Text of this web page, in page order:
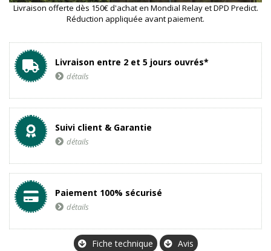
Livraison offerte dès 150€ d'achat en Mondial Relay et DPD Predict.
Réduction appliquée avant paiement.
Livraison entre 2 et 5 jours ouvrés*
détails
Suivi client & Garantie
détails
Paiement 100% sécurisé
détails
Fiche technique Avis